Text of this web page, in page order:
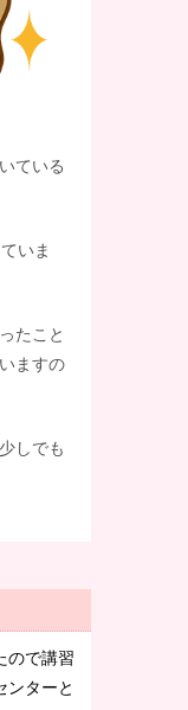
ている
いま
たこと
ますの
しでも
ので講習
ンターと